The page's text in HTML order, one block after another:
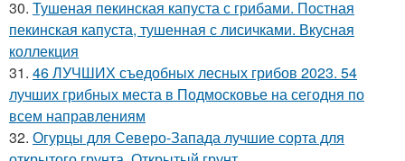
30. Тушеная пекинская капуста с грибами. Постная
пекинская капуста, тушенная с лисичками. Вкусная
коллекция
31. 46 ЛУЧШИХ съедобных лесных грибов 2023. 54
лучших грибных места в Подмосковье на сегодня по
всем направлениям
32. Огурцы для Северо-Запада лучшие сорта для